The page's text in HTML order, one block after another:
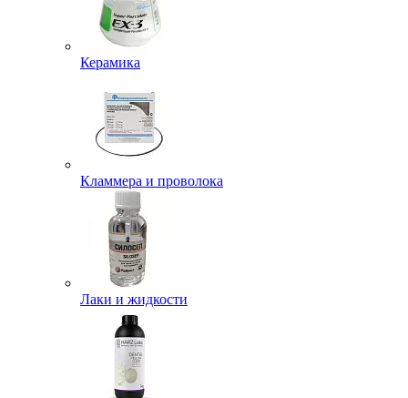
Керамика
Кламмера и проволока
Лаки и жидкости